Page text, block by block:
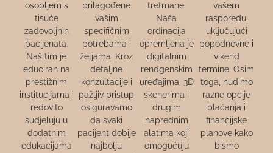
osobljem s
tisuće
zadovoljnih
pacijenata.
Naš tim je
educiran na
prestižnim
institucijama i
redovito
sudjeluju u
dodatnim
edukacijama
prilagođene
vašim
specifičnim
potrebama i
željama. Kroz
detaljne
konzultacije i
pažljiv pristup
osiguravamo
da svaki
pacijent dobije
najbolju
tretmane.
Naša
ordinacija
opremljena je
digitalnim
rendgenskim
uređajima, 3D
skenerima i
drugim
naprednim
alatima koji
omogućuju
vašem
rasporedu,
uključujući
popodnevne i
vikend
termine. Osim
toga, nudimo
razne opcije
plaćanja i
financijske
planove kako
bismo